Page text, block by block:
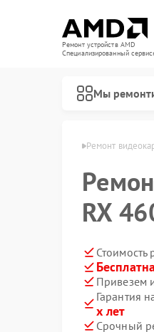
Ремонт устройств AMD
Специализированный
Мы
Ремонт
RX
Стоимость
Привезем
Гарантия
х лет
Срочный